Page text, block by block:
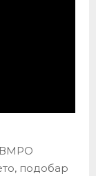
ВМРО
подобар